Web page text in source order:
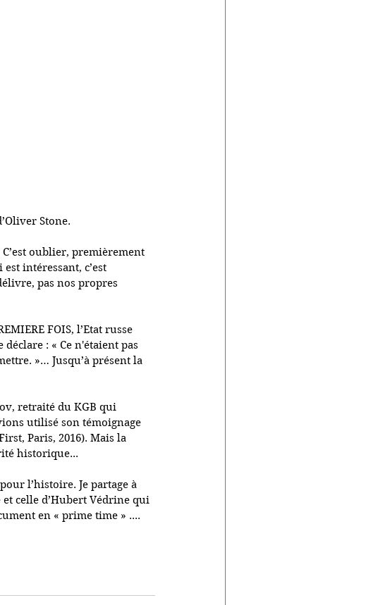
Stone.
oublier, premièrement
intéressant, c’est
pas nos propres
FOIS, l’Etat russe
: « Ce n'étaient pas
»… Jusqu’à présent la
retraité du KGB qui
utilisé son témoignage
Paris, 2016). Mais la
historique...
l’histoire. Je partage à
celle d’Hubert Védrine qui
en « prime time » ....